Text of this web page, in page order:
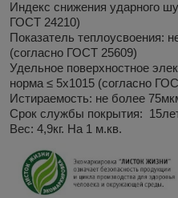
Индекс снижения ударного
ГОСТ 24210)
Показатель теплоусвоения:
(согласно ГОСТ 25609)
Удельное поверхностное
норма ≤ 5x1015 (согласно
Истираемость: не более
Срок службы покрытия:
Вес: 4,9кг. На 1 м.кв.